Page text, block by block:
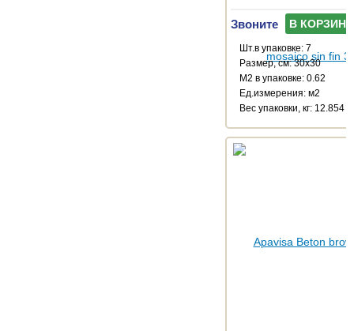
Звоните В КОРЗИНУ
Шт.в упаковке: 7
Размер, см: 30x30
М2 в упаковке: 0.62
Ед.измерения: м2
Веc упаковки, кг: 12.854